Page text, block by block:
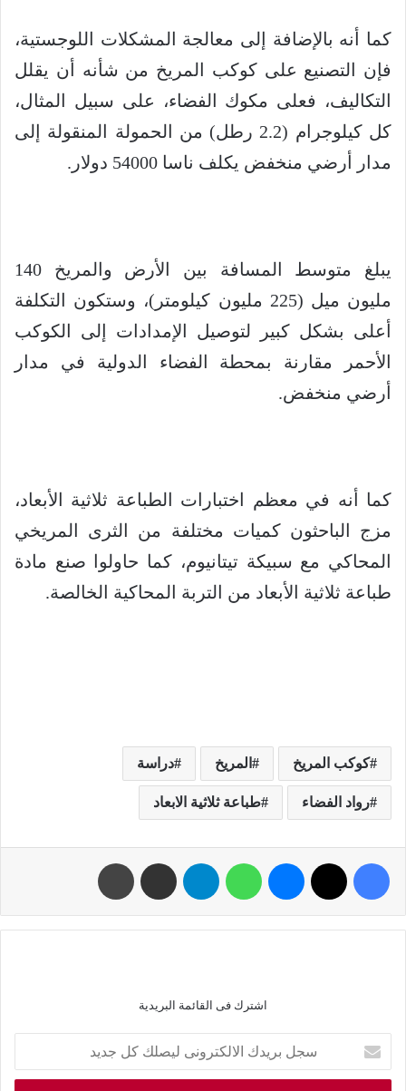
كما أنه بالإضافة إلى معالجة المشكلات اللوجستية،
فإن التصنيع على كوكب المريخ من شأنه أن يقلل
التكاليف، فعلى مكوك الفضاء، على سبيل المثال،
كل كيلوجرام (2.2 رطل) من الحمولة المنقولة إلى
مدار أرضي منخفض يكلف ناسا 54000 دولار.
يبلغ متوسط المسافة بين الأرض والمريخ 140
مليون ميل (225 مليون كيلومتر)، وستكون التكلفة
أعلى بشكل كبير لتوصيل الإمدادات إلى الكوكب
الأحمر مقارنة بمحطة الفضاء الدولية في مدار
أرضي منخفض.
كما أنه في معظم اختبارات الطباعة ثلاثية الأبعاد،
مزج الباحثون كميات مختلفة من الثرى المريخي
المحاكي مع سبيكة تيتانيوم، كما حاولوا صنع مادة
طباعة ثلاثية الأبعاد من التربة المحاكية الخالصة.
كوكب المريخ المريخ دراسة
رواد الفضاء طباعة ثلاثية الابعاد
اشترك فى القائمة البريدية